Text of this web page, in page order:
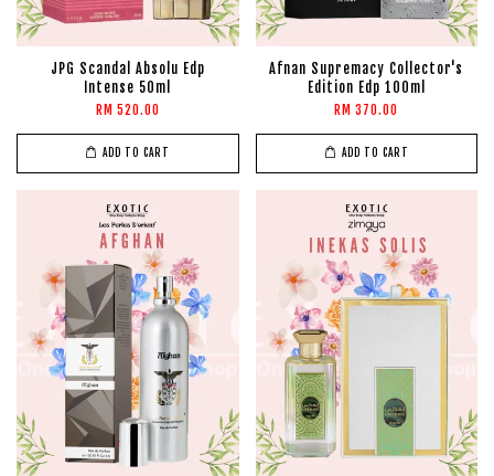
JPG Scandal Absolu Edp
Intense 50ml
RM 520.00
ADD TO CART
Afnan Supremacy Collector's
Edition Edp 100ml
RM 370.00
ADD TO CART